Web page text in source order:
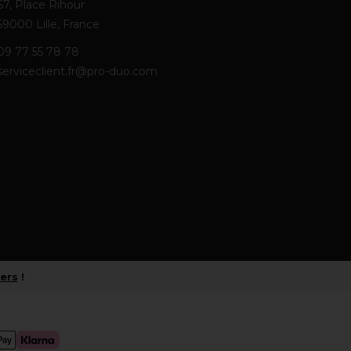
Place Rihour
Lille, France
77 55 78 78
duo.com
!